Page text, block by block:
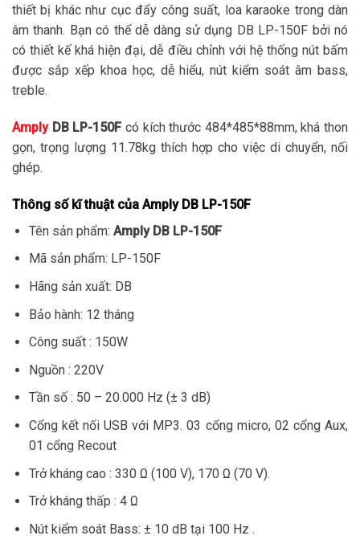
thiết bị khác như cục đẩy công suất, loa karaoke trong dàn
âm thanh. Bạn có thể dễ dàng sử dụng DB LP-150F bởi nó
có thiết kế khá hiện đại, dễ điều chỉnh với hệ thống nút bấm
được sắp xếp khoa học, dễ hiểu, nút kiểm soát âm bass,
treble.
AmplyDB LP-150Fcó kích thước 484*485*88mm, khá thon
gọn, trọng lượng 11.78kg thích hợp cho việc di chuyển, nối
ghép.
Thông số kĩ thuật của Amply DB LP-150F
Tên sản phẩm: Amply DB LP-150F
Mã sản phẩm: LP-150F
Hãng sản xuất: DB
Bảo hành: 12 tháng
Công suất : 150W
Nguồn : 220V
Tần số : 50 – 20.000 Hz (± 3 dB)
Cổng kết nối USB với MP3. 03 cổng micro, 02 cổng Aux,
01 cổng Recout
Trở kháng cao : 330 Ω (100 V), 170 Ω (70 V).
Trở kháng thấp : 4 Ω
Nút kiểm soát Bass: ± 10 dB tại 100 Hz .